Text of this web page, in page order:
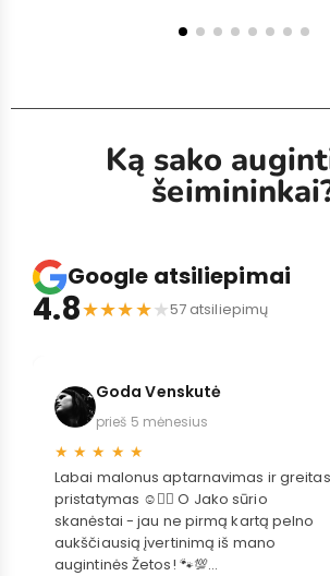
Ką sako
Google atsiliepimai
4.8★★★★★57 atsiliepimų
Goda Venskutė
prieš 5 mėnesius
★ ★ ★ ★ ★
Labai malonus aptarnavimas ir greitas
pristatymas ☺️👌🏻 O Jako sūrio
skanėstai - jau ne pirmą kartą pelno
aukščiausią įvertinimą iš mano
augintinės Žetos! 🐾💯